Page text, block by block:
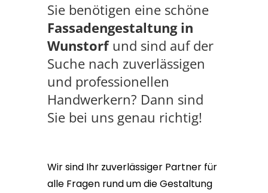
Sie benötigen eine schöne
Fassadengestaltung in
Wunstorfund sind auf der
Suche nach zuverlässigen
und professionellen
Handwerkern? Dann sind
Sie bei uns genau richtig!
Wir sind Ihr zuverlässiger Partner für
alle Fragen rund um die Gestaltung